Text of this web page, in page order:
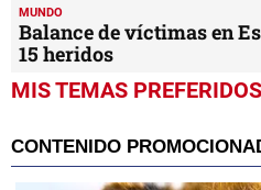
MUNDO
Balance de víctimas en
15 heridos
MIS TEMAS PREFERIDOS